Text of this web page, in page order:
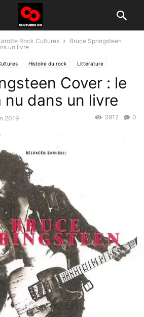
Rock Cultures
Bruce Springsteen
un livre
Histoire du rock Littérature
Cover : le
nu dans un livre
2019 0
3912